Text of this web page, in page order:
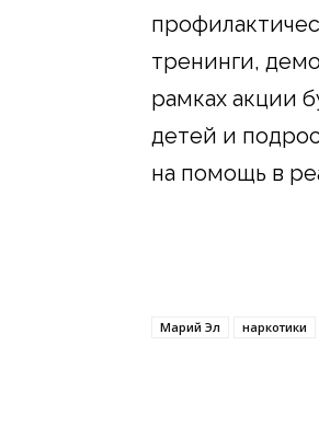
тренинги,
рамках акции
детей и
на помощь в
Марий Эл наркотики